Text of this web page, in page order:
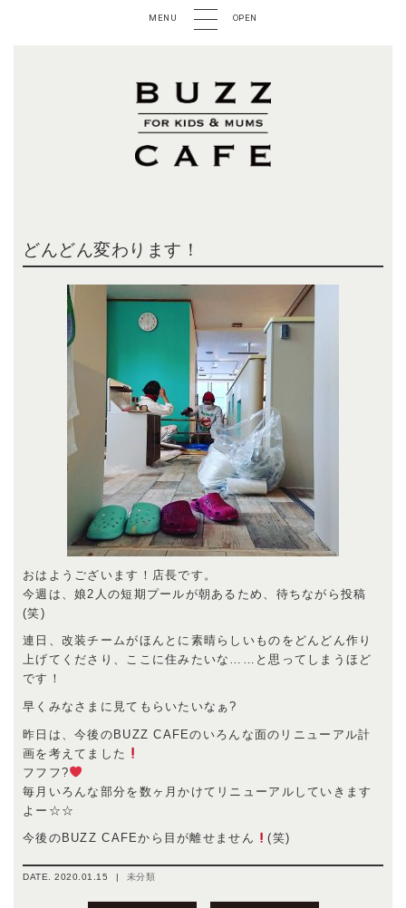
MENU OPEN
どんどん変わります！
おはようございます！店長です。
今週は、娘2人の短期プールが朝あるため、待ちながら投稿
(笑)
連日、改装チームがほんとに素晴らしいものをどんどん作り
上げてくださり、ここに住みたいな……と思ってしまうほど
です！
早くみなさまに見てもらいたいなぁ?
昨日は、今後のBUZZ CAFEのいろんな面のリニューアル計
画を考えてました
フフフ?
毎月いろんな部分を数ヶ月かけてリニューアルしていきます
よー☆☆
今後のBUZZ CAFEから目が離せません (笑)
DATE.2020.01.15 未分類